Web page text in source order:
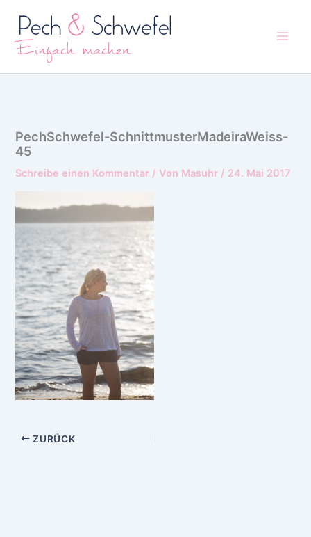
Inhalt
springen
PechSchwefel-SchnittmusterMadeiraWeiss-
45
Schreibe einen Kommentar / Von Masuhr / 24. Mai 2017
ZURÜCK